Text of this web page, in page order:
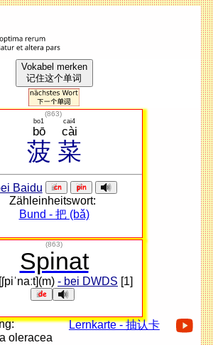
Vokabel merken
记住这个单词
(863)
菠
bō
bo1
菜
cài
cai4
Baidu
Zähleinheitswort:
Bund - 把 (bǎ)
(863)
Spinat
- bei DWDS [1]
oleracea
Lernkarte - 抽认卡